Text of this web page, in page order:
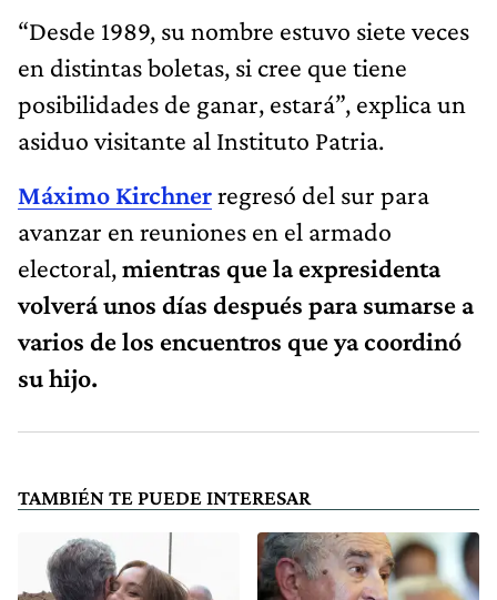
“Desde 1989, su nombre estuvo siete veces
en distintas boletas, si cree que tiene
posibilidades de ganar, estará”, explica un
asiduo visitante al Instituto Patria.
Máximo Kirchnerregresó del sur para
avanzar en reuniones en el armado
electoral,mientras que la expresidenta
volverá unos días después para sumarse a
varios de los encuentros que ya coordinó
su hijo.
TAMBIÉN TE PUEDE INTERESAR